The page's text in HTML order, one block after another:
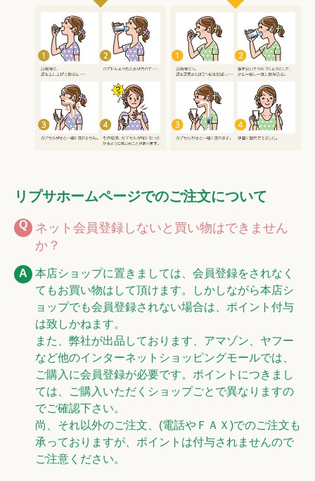
リプサホームページでのご注文について
ネット会員登録しないと買い物はできません
か？
本店ショップに置きましては、会員登録をされなく
てもお買い物はして頂けます。しかしながら本店シ
ョップでも会員登録されない場合は、ポイント付与
は致しかねます。
また、弊社が出品しております、アマゾン、ヤフー
など他のインターネットショッピングモールでは、
ご購入に会員登録が必要です。ポイントにつきまし
ては、ご購入いただくショップごとで異なりますの
でご確認下さい。
尚、それ以外のご注文、(電話やＦＡＸ)でのご注文も
承っておりますが、ポイントは付与されませんので
ご注意ください。